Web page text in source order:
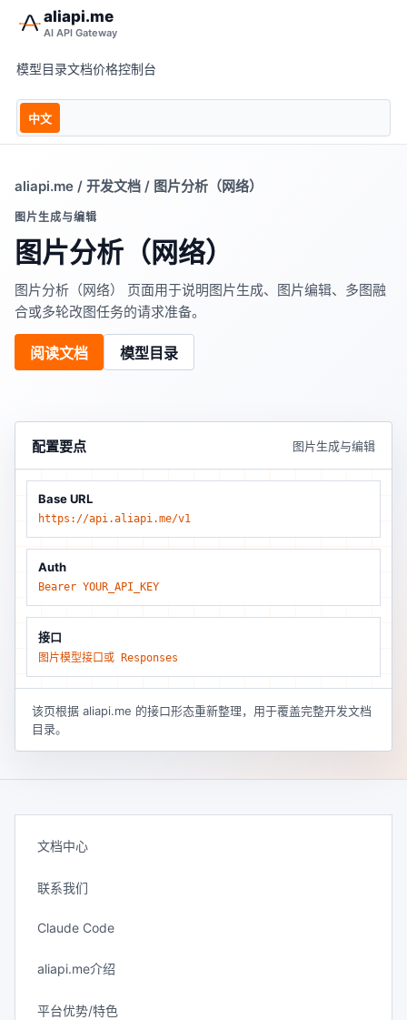
aliapi.me
AI API Gateway
模型目录文档价格控制台
中文
aliapi.me / 开发文档 / 图片分析（网络）
图片生成与编辑
图片分析（网络）
图片分析（网络） 页面用于说明图片生成、图片编辑、多图融
合或多轮改图任务的请求准备。
阅读文档 模型目录
配置要点 图片生成与编辑
Base URL
https://api.aliapi.me/v1
Auth
Bearer YOUR_API_KEY
接口
图片模型接口或 Responses
该页根据 aliapi.me 的接口形态重新整理，用于覆盖完整开发文档
目录。
文档中心
联系我们
Claude Code
aliapi.me介绍
平台优势/特色